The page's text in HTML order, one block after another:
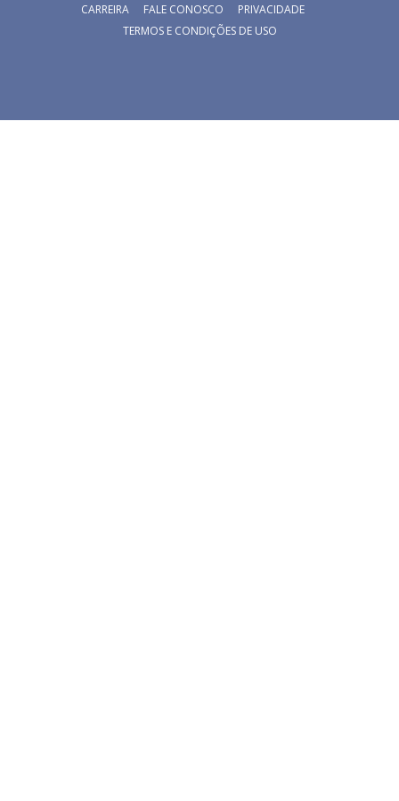
CARREIRA FALE CONOSCO
PRIVACIDADE
TERMOS E CONDIÇÕES DE USO